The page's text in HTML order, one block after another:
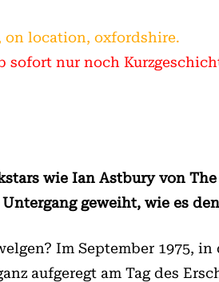
sofort nur noch
wie Ian Astbury von
geweiht, wie es
Im September 1975,
aufgeregt am Tag des